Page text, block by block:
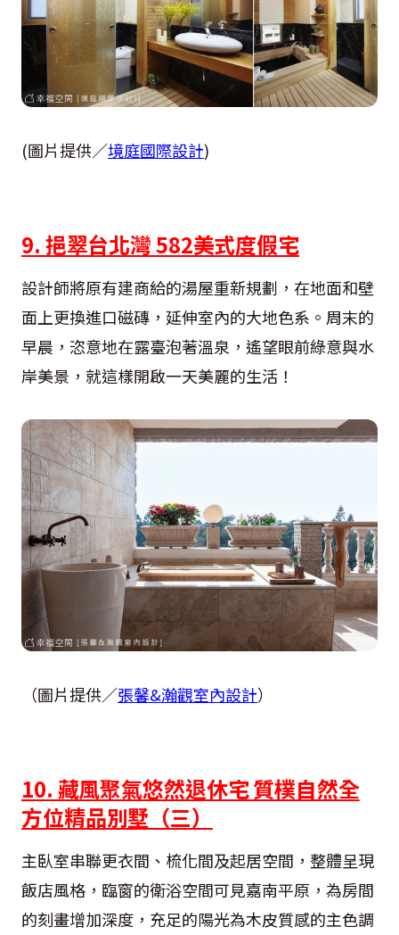
(圖片提供／境庭國際設計)
9. 挹翠台北灣 582美式度假宅
設計師將原有建商給的湯屋重新規劃，在地面和壁
面上更換進口磁磚，延伸室內的大地色系。周末的
早晨，恣意地在露臺泡著溫泉，遙望眼前綠意與水
岸美景，就這樣開啟一天美麗的生活！
（圖片提供／張馨&瀚觀室內設計）
10. 藏風聚氣悠然退休宅 質樸自然全
方位精品別墅（三）
主臥室串聯更衣間、梳化間及起居空間，整體呈現
飯店風格，臨窗的衛浴空間可見嘉南平原，為房間
的刻畫增加深度，充足的陽光為木皮質感的主色調